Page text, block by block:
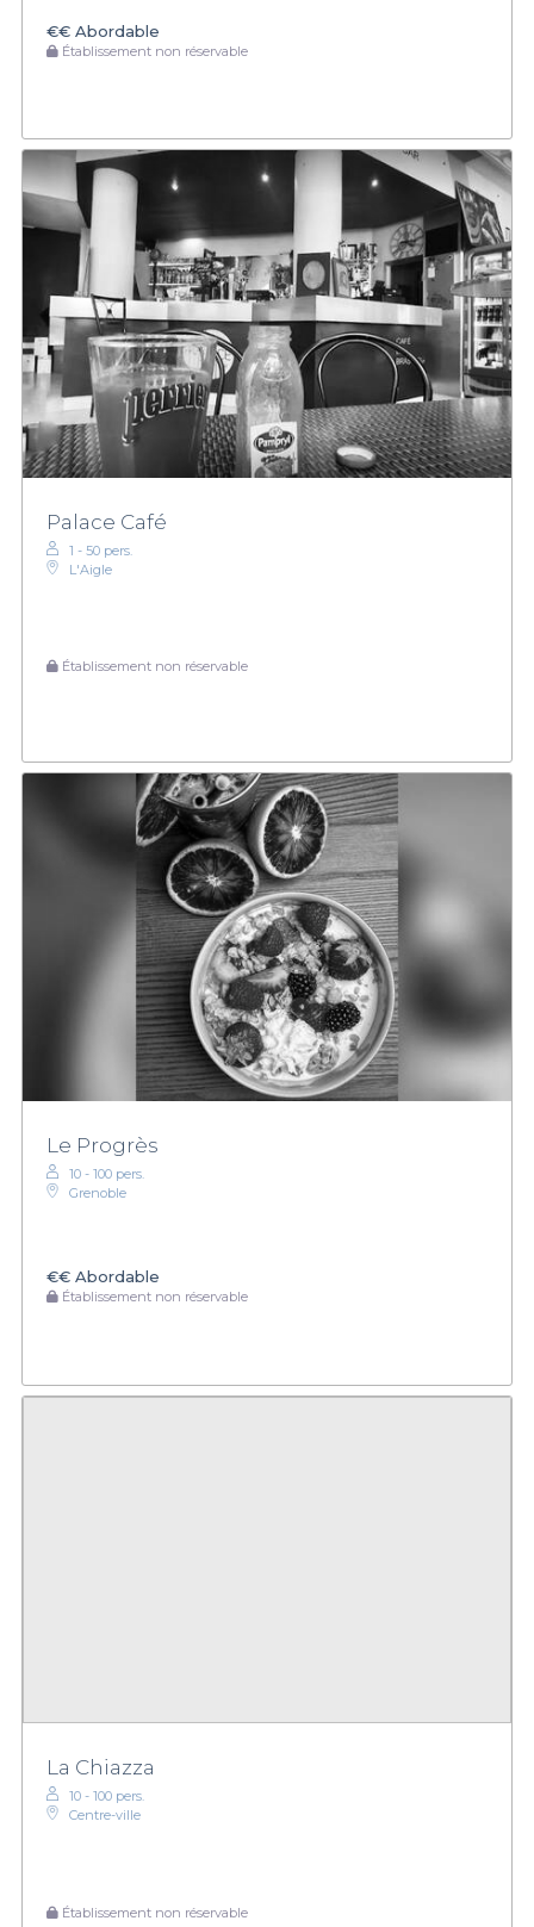
€€ Abordable
Établissement non réservable
Palace Café
1 - 50 pers.
L'Aigle
Établissement non réservable
Le Progrès
10 - 100 pers.
Grenoble
€€ Abordable
Établissement non réservable
La Chiazza
10 - 100 pers.
Centre-ville
Établissement non réservable